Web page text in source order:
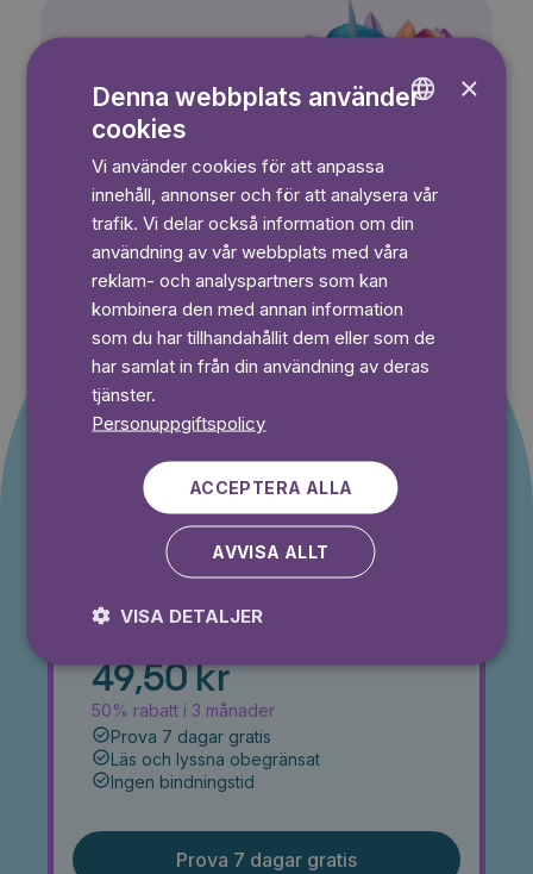
Erbjudande till nya
kunder
Du betalar inget under provperioden och kan
avsluta din prenumeration när som helst.
⭐️ Offer!
49,50 kr
50% rabatt i 3 månader
Prova 7 dagar gratis
Läs och lyssna obegränsat
Ingen bindningstid
Prova 7 dagar gratis
×
Denna webbplats använder
cookies
Vi använder cookies för att anpassa
innehåll, annonser och för att analysera vår
trafik. Vi delar också information om din
användning av vår webbplats med våra
reklam- och analyspartners som kan
kombinera den med annan information
som du har tillhandahållit dem eller som de
har samlat in från din användning av deras
tjänster.
Personuppgiftspolicy
ACCEPTERA ALLA
AVVISA ALLT
VISA DETALJER